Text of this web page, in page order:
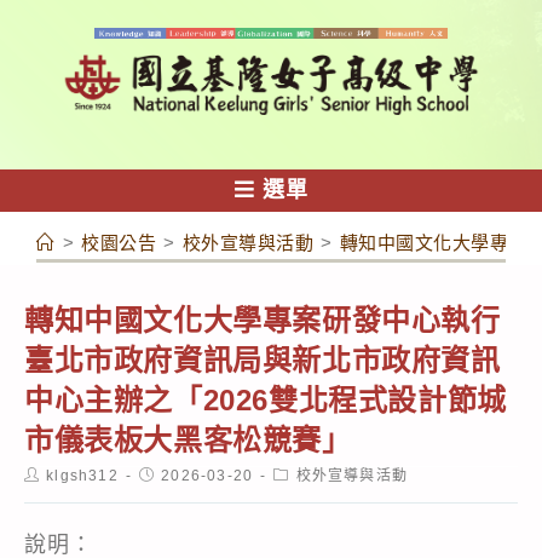
容
選單
> 校園公告 > 校外宣導與活動 > 轉知中國文化大學專案
轉知中國文化大學專案研發中心執行
臺北市政府資訊局與新北市政府資訊
中心主辦之「2026雙北程式設計節城
市儀表板大黑客松競賽」
Postklgsh312
Post2026-03-20
Post校外宣導與活動
說明：